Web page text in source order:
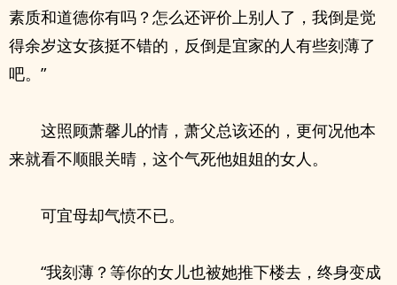
素质和道德你有吗？怎么还评价上别人了，我倒是觉
得余岁这女孩挺不错的，反倒是宜家的人有些刻薄了
吧。”
这照顾萧馨儿的情，萧父总该还的，更何况他本
来就看不顺眼关晴，这个气死他姐姐的女人。
可宜母却气愤不已。
“我刻薄？等你的女儿也被她推下楼去，终身变成